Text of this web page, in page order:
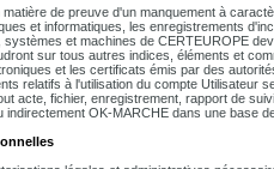
de preuve d'un manquement à
et informatiques, les enregistrements
et machines de CERTEUROPE
sur tous autres indices, éléments et
et les certificats émis par des
relatifs à l'utilisation du compte Utilisateur
acte, fichier, enregistrement, rapport de
OK-MARCHE dans une base